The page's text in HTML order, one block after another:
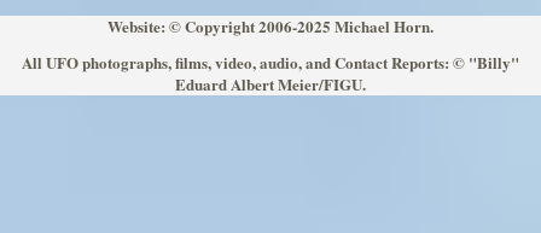
Website: © Copyright 2006-2025 Michael Horn.
All UFO photographs, films, video, audio, and Contact Reports: © "Billy"
Eduard Albert Meier/FIGU.